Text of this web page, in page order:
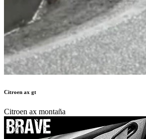
Citroen ax gt
Citroen ax montaña